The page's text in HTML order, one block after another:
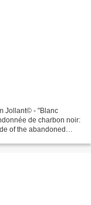
Jollant© - "Blanc
de charbon noir:
of the abandoned